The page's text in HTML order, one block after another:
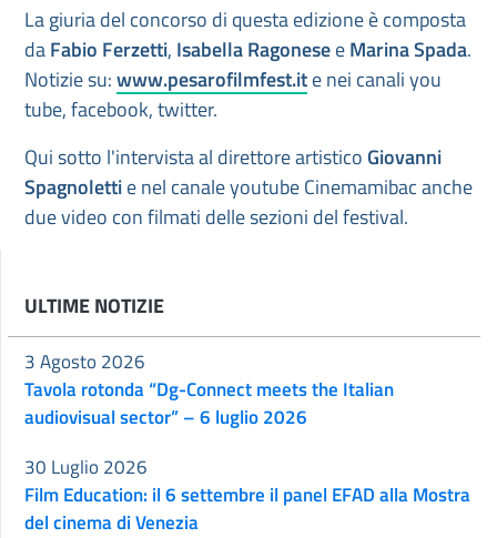
La giuria del concorso di questa edizione è composta
daFabio Ferzetti, Isabella RagoneseeMarina Spada.
Notizie su:www.pesarofilmfest.ite nei canali you
tube, facebook, twitter.
Qui sotto l'intervista al direttore artistico Giovanni
Spagnolettie nel canale youtube Cinemamibac anche
due video con filmati delle sezioni del festival.
ULTIME NOTIZIE
Tavola rotonda “Dg-Connect meets the Italian
audiovisual sector” – 6 luglio 2026
3 Agosto 2026
Film Education: il 6 settembre il panel EFAD alla Mostra
del cinema di Venezia
30 Luglio 2026